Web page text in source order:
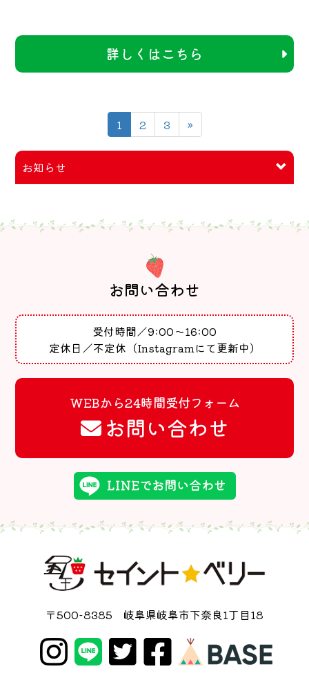
詳しくはこちら
1 2 3 »
お知らせ
お問い合わせ
受付時間／9:00～16:00
定休日／不定休（Instagramにて更新中）
WEBから24時間受付フォーム
お問い合わせ
〒500-8385 岐阜県岐阜市下奈良1丁目18